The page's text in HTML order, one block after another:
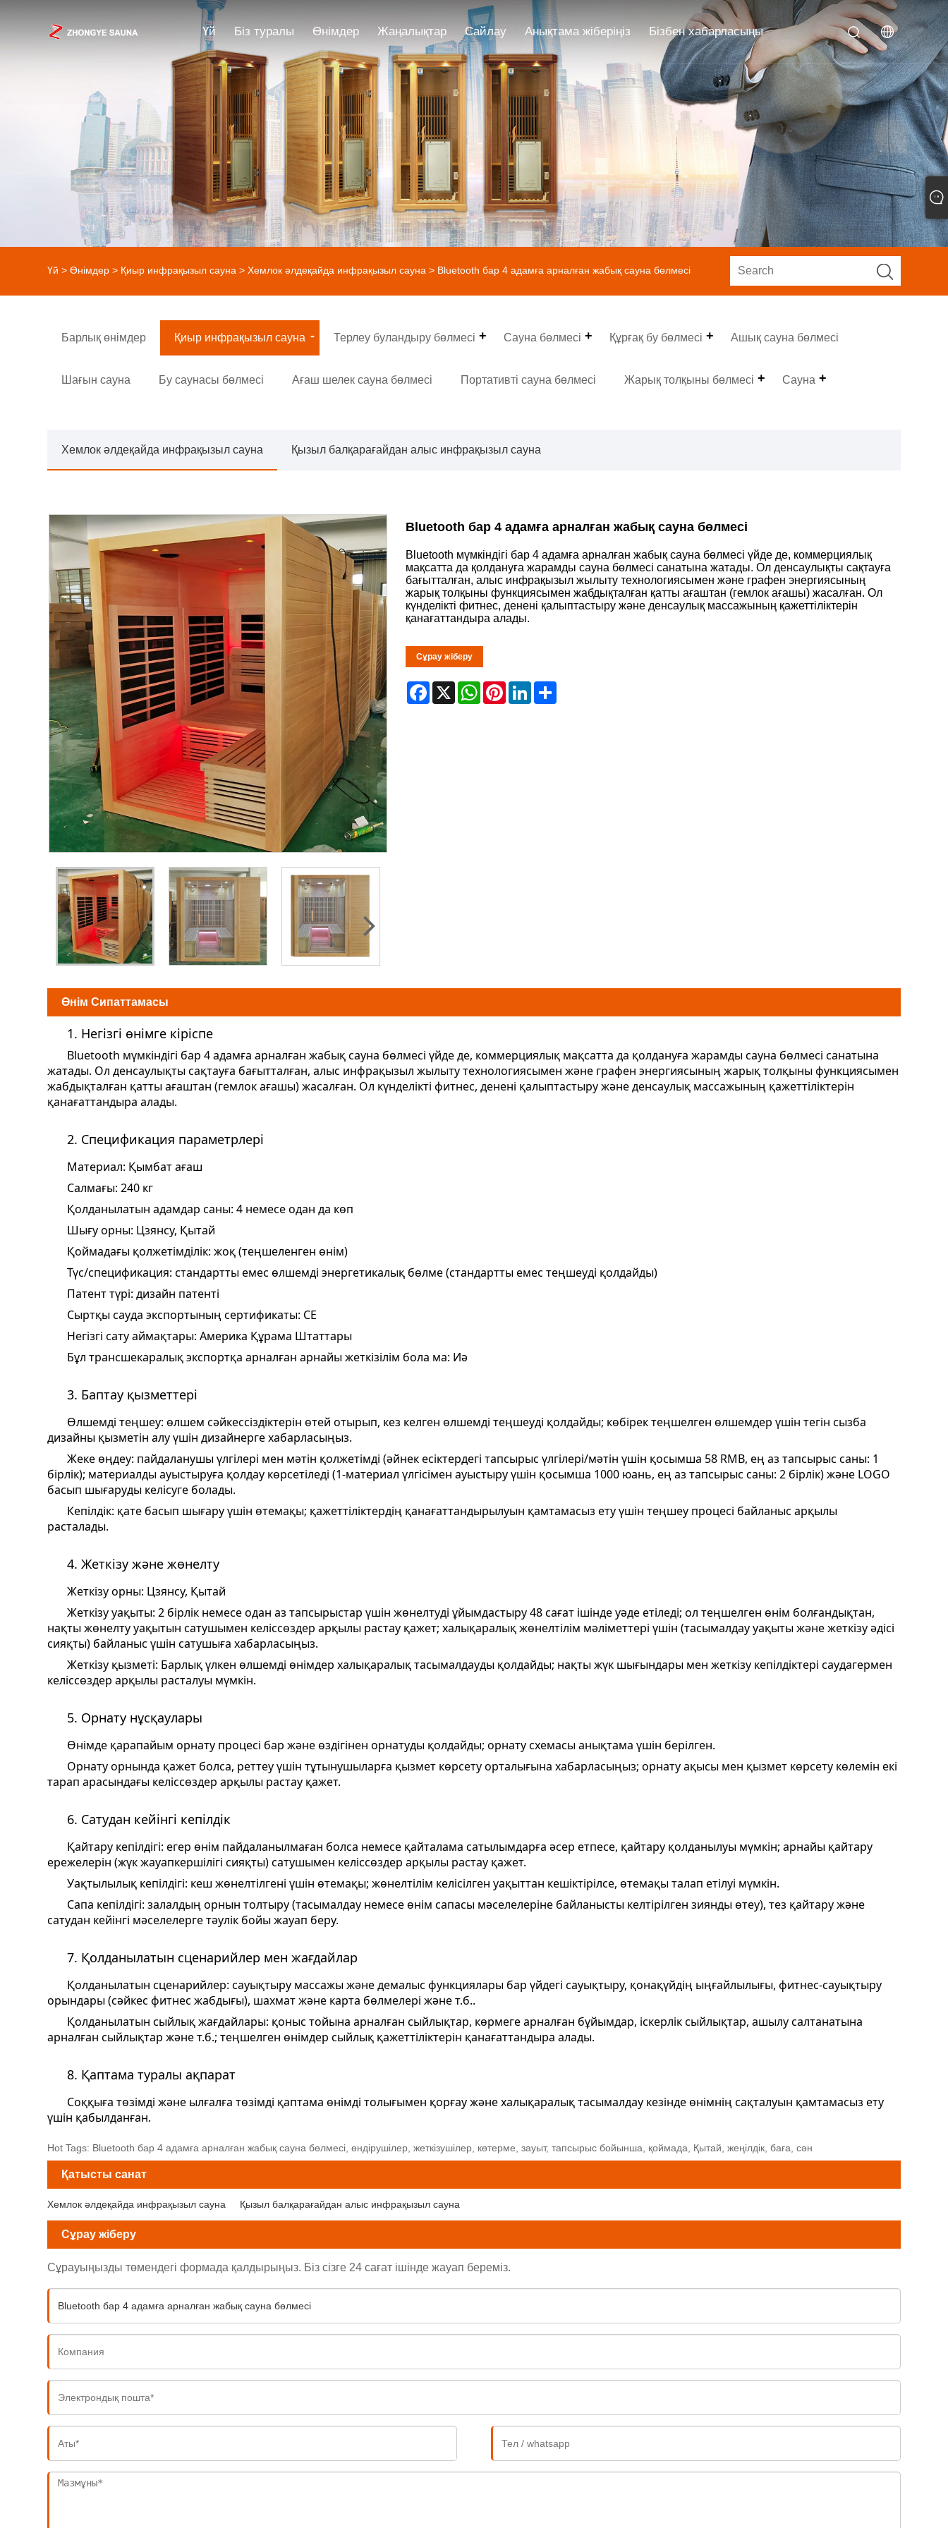
Үй Біз туралы Өнімдер Жаңалықтар Сайлау Анықтама жіберіңіз Бізбен хабарласыңы
Үй > Өнімдер > Қиыр инфрақызыл сауна >Хемлок әлдеқайда инфрақызыл сауна > Bluetooth бар 4 адамға арналған жабық сауна бөлмесі
Барлық өнімдер Қиыр инфрақызыл сауна Терлеу буландыру бөлмесі Сауна бөлмесі Құрғақ бу бөлмесі Ашық сауна бөлмесі
Шағын сауна Бу саунасы бөлмесі Ағаш шелек сауна бөлмесі Портативті сауна бөлмесі Жарық толқыны бөлмесі Сауна
Хемлок әлдеқайда инфрақызыл сауна Қызыл балқарағайдан алыс инфрақызыл сауна
Bluetooth бар 4 адамға арналған жабық сауна бөлмесі
Bluetooth мүмкіндігі бар 4 адамға арналған жабық сауна бөлмесі үйде де, коммерциялық
мақсатта да қолдануға жарамды сауна бөлмесі санатына жатады. Ол денсаулықты сақтауға
бағытталған, алыс инфрақызыл жылыту технологиясымен және графен энергиясының
жарық толқыны функциясымен жабдықталған қатты ағаштан (гемлок ағашы) жасалған. Ол
күнделікті фитнес, денені қалыптастыру және денсаулық массажының қажеттіліктерін
қанағаттандыра алады.
Сұрау жіберу
Facebook
X WhatsApp
PinterestLinkedIn
Өнім Сипаттамасы
1. Негізгі өнімге кіріспе
Bluetooth мүмкіндігі бар 4 адамға арналған жабық сауна бөлмесі үйде де, коммерциялық мақсатта да қолдануға жарамды сауна бөлмесі санатына
жатады. Ол денсаулықты сақтауға бағытталған, алыс инфрақызыл жылыту технологиясымен және графен энергиясының жарық толқыны функциясымен
жабдықталған қатты ағаштан (гемлок ағашы) жасалған. Ол күнделікті фитнес, денені қалыптастыру және денсаулық массажының қажеттіліктерін
қанағаттандыра алады.
2. Спецификация параметрлері
Материал: Қымбат ағаш
Салмағы: 240 кг
Қолданылатын адамдар саны: 4 немесе одан да көп
Шығу орны: Цзянсу, Қытай
Қоймадағы қолжетімділік: жоқ (теңшеленген өнім)
Түс/спецификация: стандартты емес өлшемді энергетикалық бөлме (стандартты емес теңшеуді қолдайды)
Патент түрі: дизайн патенті
Сыртқы сауда экспортының сертификаты: CE
Негізгі сату аймақтары: Америка Құрама Штаттары
Бұл трансшекаралық экспортқа арналған арнайы жеткізілім бола ма: Иә
3. Баптау қызметтері
Өлшемді теңшеу: өлшем сәйкессіздіктерін өтей отырып, кез келген өлшемді теңшеуді қолдайды; көбірек теңшелген өлшемдер үшін тегін сызба
дизайны қызметін алу үшін дизайнерге хабарласыңыз.
Жеке өңдеу: пайдаланушы үлгілері мен мәтін қолжетімді (әйнек есіктердегі тапсырыс үлгілері/мәтін үшін қосымша 58 RMB, ең аз тапсырыс саны: 1
бірлік); материалды ауыстыруға қолдау көрсетіледі (1-материал үлгісімен ауыстыру үшін қосымша 1000 юань, ең аз тапсырыс саны: 2 бірлік) және LOGO
басып шығаруды келісуге болады.
Кепілдік: қате басып шығару үшін өтемақы; қажеттіліктердің қанағаттандырылуын қамтамасыз ету үшін теңшеу процесі байланыс арқылы
расталады.
4. Жеткізу және жөнелту
Жеткізу орны: Цзянсу, Қытай
Жеткізу уақыты: 2 бірлік немесе одан аз тапсырыстар үшін жөнелтуді ұйымдастыру 48 сағат ішінде уәде етіледі; ол теңшелген өнім болғандықтан,
нақты жөнелту уақытын сатушымен келіссөздер арқылы растау қажет; халықаралық жөнелтілім мәліметтері үшін (тасымалдау уақыты және жеткізу әдісі
сияқты) байланыс үшін сатушыға хабарласыңыз.
Жеткізу қызметі: Барлық үлкен өлшемді өнімдер халықаралық тасымалдауды қолдайды; нақты жүк шығындары мен жеткізу кепілдіктері саудагермен
келіссөздер арқылы расталуы мүмкін.
5. Орнату нұсқаулары
Өнімде қарапайым орнату процесі бар және өздігінен орнатуды қолдайды; орнату схемасы анықтама үшін берілген.
Орнату орнында қажет болса, реттеу үшін тұтынушыларға қызмет көрсету орталығына хабарласыңыз; орнату ақысы мен қызмет көрсету көлемін екі
тарап арасындағы келіссөздер арқылы растау қажет.
6. Сатудан кейінгі кепілдік
Қайтару кепілдігі: егер өнім пайдаланылмаған болса немесе қайталама сатылымдарға әсер етпесе, қайтару қолданылуы мүмкін; арнайы қайтару
ережелерін (жүк жауапкершілігі сияқты) сатушымен келіссөздер арқылы растау қажет.
Уақтылылық кепілдігі: кеш жөнелтілгені үшін өтемақы; жөнелтілім келісілген уақыттан кешіктірілсе, өтемақы талап етілуі мүмкін.
Сапа кепілдігі: залалдың орнын толтыру (тасымалдау немесе өнім сапасы мәселелеріне байланысты келтірілген зиянды өтеу), тез қайтару және
сатудан кейінгі мәселелерге тәулік бойы жауап беру.
7. Қолданылатын сценарийлер мен жағдайлар
Қолданылатын сценарийлер: сауықтыру массажы және демалыс функциялары бар үйдегі сауықтыру, қонақүйдің ыңғайлылығы, фитнес-сауықтыру
орындары (сәйкес фитнес жабдығы), шахмат және карта бөлмелері және т.б..
Қолданылатын сыйлық жағдайлары: қоныс тойына арналған сыйлықтар, көрмеге арналған бұйымдар, іскерлік сыйлықтар, ашылу салтанатына
арналған сыйлықтар және т.б.; теңшелген өнімдер сыйлық қажеттіліктерін қанағаттандыра алады.
8. Қаптама туралы ақпарат
Соққыға төзімді және ылғалға төзімді қаптама өнімді толығымен қорғау және халықаралық тасымалдау кезінде өнімнің сақталуын қамтамасыз ету
үшін қабылданған.
Hot Tags: Bluetooth бар 4 адамға арналған жабық сауна бөлмесі, өндірушілер, жеткізушілер, көтерме, зауыт, тапсырыс бойынша, қоймада, Қытай, жеңілдік, баға, сән
Қатысты санат
Хемлок әлдеқайда инфрақызыл сауна Қызыл балқарағайдан алыс инфрақызыл сауна
Сұрау жіберу
Сұрауыңызды төмендегі формада қалдырыңыз. Біз сізге 24 сағат ішінде жауап береміз.